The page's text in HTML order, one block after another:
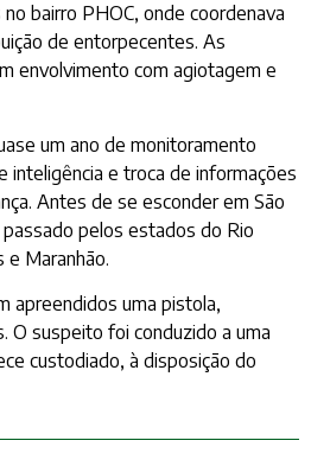
bairro PHOC, onde coordenava
de entorpecentes. As
envolvimento com agiotagem e
um ano de monitoramento
inteligência e troca de informações
Antes de se esconder em São
pelos estados do Rio
e Maranhão.
apreendidos uma pistola,
O suspeito foi conduzido a uma
custodiado, à disposição do